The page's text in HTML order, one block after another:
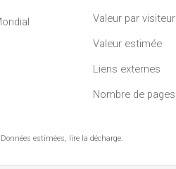
Valeur par visiteur
Valeur estimée
Liens externes
Nombre de pages
estimées, lire la décharge.